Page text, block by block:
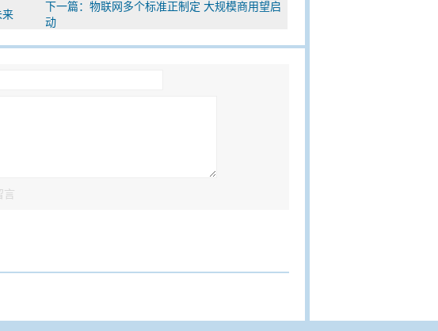
来
下一篇： 物联网多个标准正制定 大规模商用望启
动
言